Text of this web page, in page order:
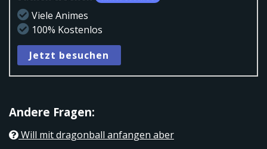
Viele Animes
100% Kostenlos
Jetzt besuchen
Andere Fragen:
Will mit dragonball anfangen aber